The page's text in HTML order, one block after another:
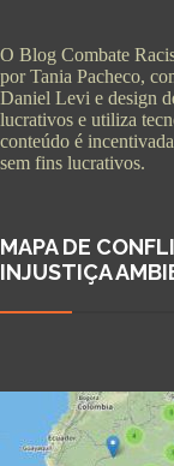
O Blog Combate
por Tania Pacheco,
Daniel Levi e design
lucrativos e utiliza
conteúdo é
sem fins lucrativos.
MAPA DE
INJUSTIÇA